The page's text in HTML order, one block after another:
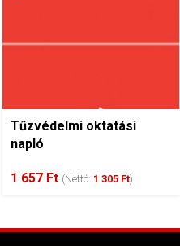
Tűzvédelmi oktatási
napló
1 657 Ft (Nettó: 1 305 Ft)